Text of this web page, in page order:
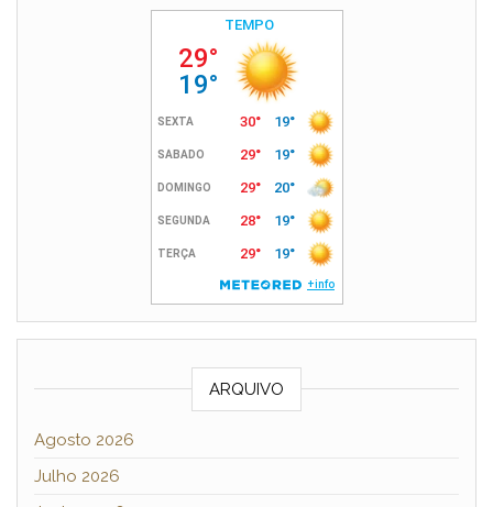
ARQUIVO
Agosto 2026
Julho 2026